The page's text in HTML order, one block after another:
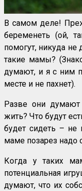
В самом деле!
беременеть (ой,
помогут, никуда
такие мамы?
думают, и я с ним
месте и не пахнет).
Разве они
жить? Что будут
будет сидеть – не
маме позарез надо
Когда у таких
потенциальная
думают, что их